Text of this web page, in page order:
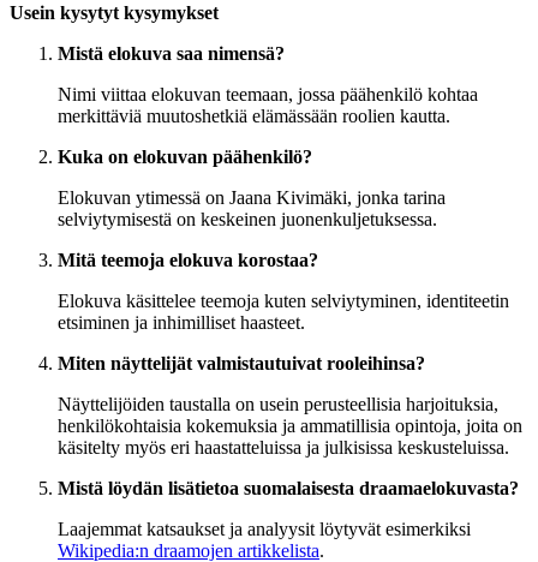
Usein kysytyt kysymykset
Mistä elokuva saa nimensä?
Nimi viittaa elokuvan teemaan, jossa päähenkilö kohtaa
merkittäviä muutoshetkiä elämässään roolien kautta.
Kuka on elokuvan päähenkilö?
Elokuvan ytimessä on Jaana Kivimäki, jonka tarina
selviytymisestä on keskeinen juonenkuljetuksessa.
Mitä teemoja elokuva korostaa?
Elokuva käsittelee teemoja kuten selviytyminen, identiteetin
etsiminen ja inhimilliset haasteet.
Miten näyttelijät valmistautuivat rooleihinsa?
Näyttelijöiden taustalla on usein perusteellisia harjoituksia,
henkilökohtaisia kokemuksia ja ammatillisia opintoja, joita on
käsitelty myös eri haastatteluissa ja julkisissa keskusteluissa.
Mistä löydän lisätietoa suomalaisesta draamaelokuvasta?
Laajemmat katsaukset ja analyysit löytyvät esimerkiksi
Wikipedia:n draamojen artikkelista.